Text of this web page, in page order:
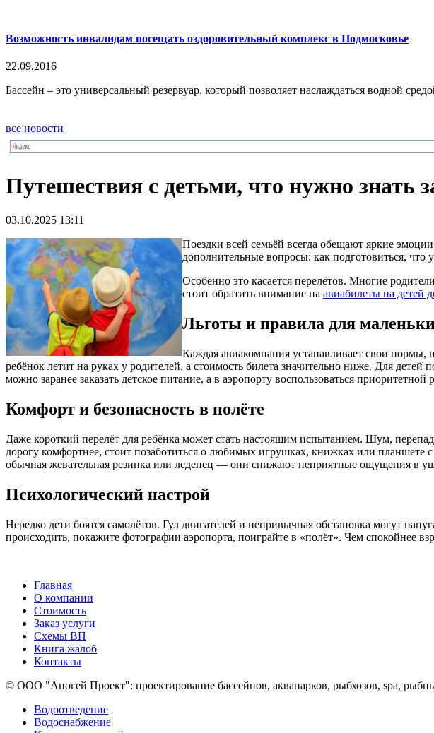
Возможность инвалидам посещать оздоровительный комплекс в Подмосковье
22.09.2016
Бассейн – это универсальный резервуар, который позволяет наслаждаться водной
все новости
Путешествия с детьми, что нужно знать
03.10.2025 13:11
Поездки всей семьёй всегда обещают яркие
дополнительные вопросы: как подготовиться, что
Особенно это касается перелётов. Многие
стоит обратить внимание на авиабилеты на детей
Льготы и правила для
Каждая авиакомпания устанавливает свои нормы,
ребёнок летит на руках у родителей, а стоимость билета значительно ниже. Для
можно заранее заказать детское питание, а в аэропорту воспользоваться приоритетной
Комфорт и безопасность в полёте
Даже короткий перелёт для ребёнка может стать настоящим испытанием. Шум,
дорогу комфортнее, стоит позаботиться о любимых игрушках, книжках или
обычная жевательная резинка или леденец — они снижают неприятные ощущения в
Психологический настрой
Нередко дети боятся самолётов. Гул двигателей и непривычная обстановка могут
происходить, покажите фотографии аэропорта, поиграйте в «полёт». Чем спокойнее
Главная
О компании
Стоимость
Заказ услуги
Cхемы ВП
Книга жалоб
Контакты
© ООО "Апогей Проект": проектирование бассейнов, аквапарков, рыбхозов, spa,
Водоотведение
Водоснабжение